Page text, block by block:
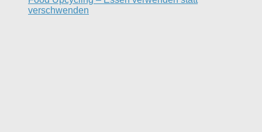
verschwenden